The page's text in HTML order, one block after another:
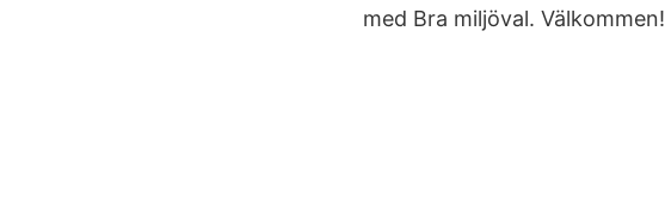
med Bra miljöval. Välkommen!